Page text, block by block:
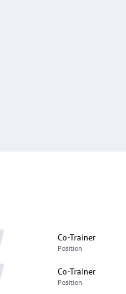
Co-Trainer
Position
Co-Trainer
Position